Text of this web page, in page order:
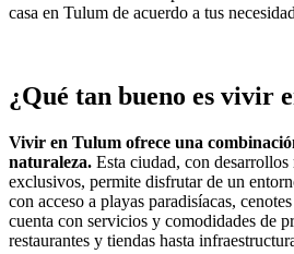
casa en Tulum de acuerdo a tus
¿Qué tan bueno es vivir
Vivir en Tulum ofrece una
naturaleza. Esta ciudad, con
exclusivos, permite disfrutar de un
con acceso a playas paradisíacas,
cuenta con servicios y comodidades de
restaurantes y tiendas hasta